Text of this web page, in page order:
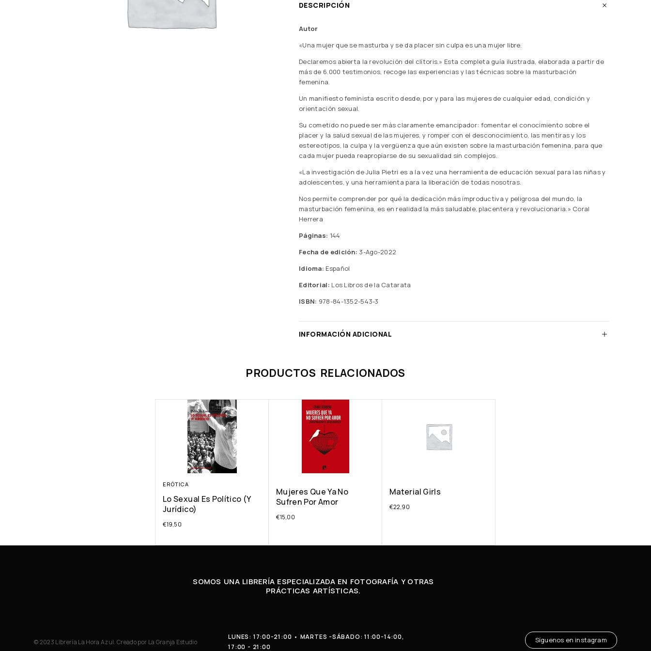
DESCRIPCIÓN
Autor
«Una mujer que se masturba y se da placer sin culpa es una mujer libre.
Declaremos abierta la revolución del clítoris.» Esta completa guía ilustrada, elaborada a partir de
más de 6.000 testimonios, recoge las experiencias y las técnicas sobre la masturbación
femenina.
Un manifiesto feminista escrito desde, por y para las mujeres de cualquier edad, condición y
orientación sexual.
Su cometido no puede ser más claramente emancipador: fomentar el conocimiento sobre el
placer y la salud sexual de las mujeres, y romper con el desconocimiento, las mentiras y los
estereotipos, la culpa y la vergüenza que aún existen sobre la masturbación femenina, para que
cada mujer pueda reapropiarse de su sexualidad sin complejos.
«La investigación de Julia Pietri es a la vez una herramienta de educación sexual para las niñas y
adolescentes, y una herramienta para la liberación de todas nosotras.
Nos permite comprender por qué la dedicación más improductiva y peligrosa del mundo, la
masturbación femenina, es en realidad la más saludable, placentera y revolucionaria.» Coral
Herrera
Páginas: 144
Fecha de edición: 3-Ago-2022
Idioma: Español
Editorial: Los Libros de la Catarata
ISBN: 978-84-1352-543-3
INFORMACIÓN ADICIONAL
PRODUCTOS RELACIONADOS
ERÓTICA
Lo Sexual Es Político (y
Jurídico)
€19,50
Mujeres Que Ya No
Sufren Por Amor
€15,00
Material Girls
€22,90
SOMOS UNA LIBRERÍA ESPECIALIZADA EN FOTOGRAFÍA Y OTRAS
PRÁCTICAS ARTÍSTICAS.
© 2023 Librería La Hora Azul. Creado por La Granja Estudio
LUNES: 17:00-21:00 • MARTES -SÁBADO: 11:00-14:00,
17:00 - 21:00
Síguenos en instagram